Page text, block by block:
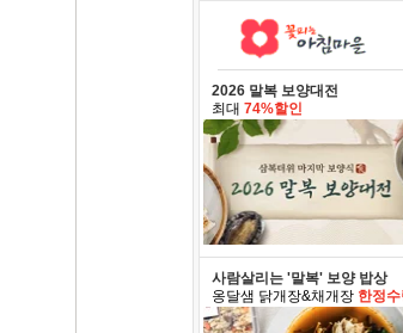
2026 말복 보양대전
최대 74%할인
사람살리는 '말복' 보양 밥상
옹달샘 닭개장&채개장 한정